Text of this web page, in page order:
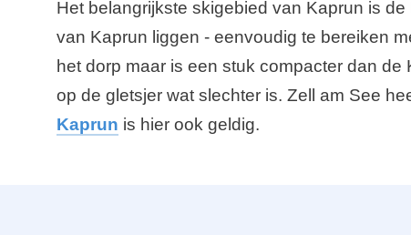
g
Het belangrijkste skigebied van Kaprun is
van Kaprun liggen - eenvoudig te bereiken
het dorp maar is een stuk compacter dan
op de gletsjer wat slechter is. Zell am See
Kaprun is hier ook geldig.